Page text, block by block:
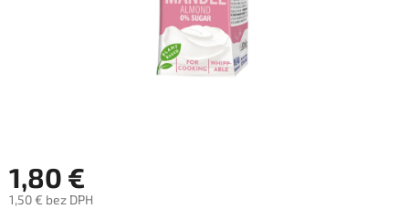
1,80 €
1,50 € bez DPH